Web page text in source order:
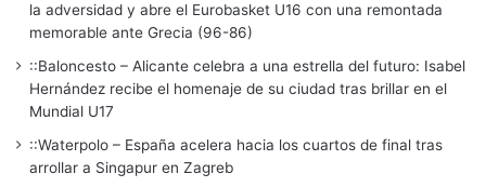
la adversidad y abre el Eurobasket U16 con una remontada
memorable ante Grecia (96-86)
::Baloncesto – Alicante celebra a una estrella del futuro: Isabel
Hernández recibe el homenaje de su ciudad tras brillar en el
Mundial U17
::Waterpolo – España acelera hacia los cuartos de final tras
arrollar a Singapur en Zagreb